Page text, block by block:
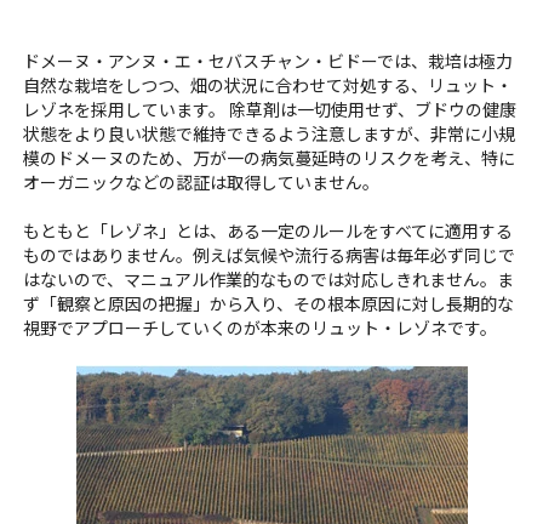
ドメーヌ・アンヌ・エ・セバスチャン・ビドーでは、栽培は極力
自然な栽培をしつつ、畑の状況に合わせて対処する、リュット・
レゾネを採用しています。 除草剤は一切使用せず、ブドウの健康
状態をより良い状態で維持できるよう注意しますが、非常に小規
模のドメーヌのため、万が一の病気蔓延時のリスクを考え、特に
オーガニックなどの認証は取得していません。
もともと「レゾネ」とは、ある一定のルールをすべてに適用する
ものではありません。例えば気候や流行る病害は毎年必ず同じで
はないので、マニュアル作業的なものでは対応しきれません。ま
ず「観察と原因の把握」から入り、その根本原因に対し長期的な
視野でアプローチしていくのが本来のリュット・レゾネです。